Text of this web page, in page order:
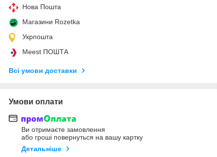
Нова Пошта
Магазини Rozetka
Укрпошта
Meest ПОШТА
Всі умови доставки
Умови оплати
Ви отримаєте замовлення
або гроші повернуться на вашу картку
Детальніше